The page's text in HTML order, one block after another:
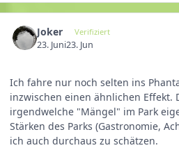
Joker Verifiziert
23. Juni23. Jun
Ich fahre nur noch selten ins
inzwischen einen ähnlichen Effekt.
irgendwelche "Mängel" im Park
Stärken des Parks (Gastronomie,
ich auch durchaus zu schätzen.